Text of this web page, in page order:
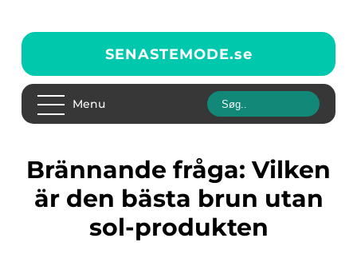
SENASTEMODE.se
Menu
Brännande fråga: Vilken
är den bästa brun utan
sol-produkten